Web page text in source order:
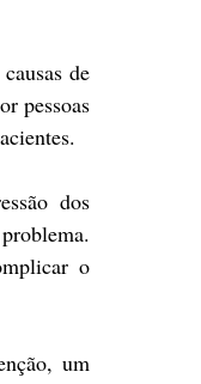
de
pessoas
dos
o
um